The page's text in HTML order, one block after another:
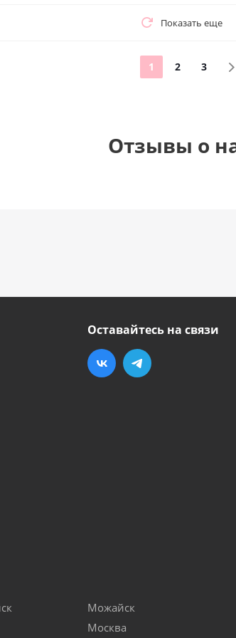
Показать еще
1 2 3
Отзывы о
Оставайтесь на связи
Можайск
Москва